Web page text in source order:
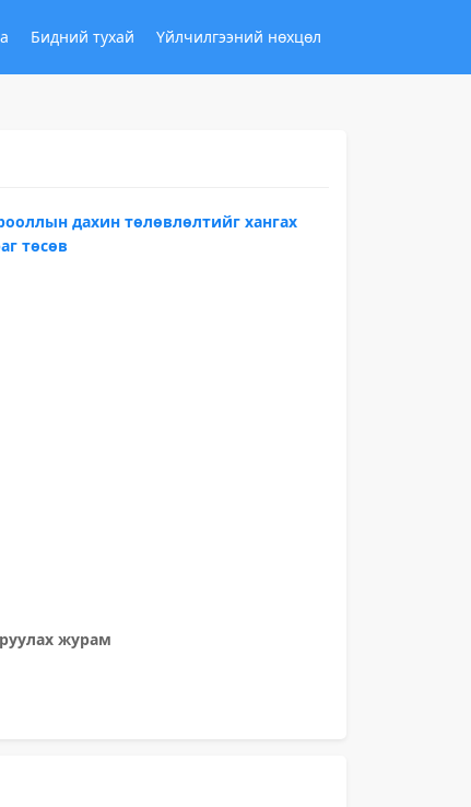
Бидний тухай Үйлчилгээний нөхцөл
дахин төлөвлөлтийг хангах
төсөв
журам